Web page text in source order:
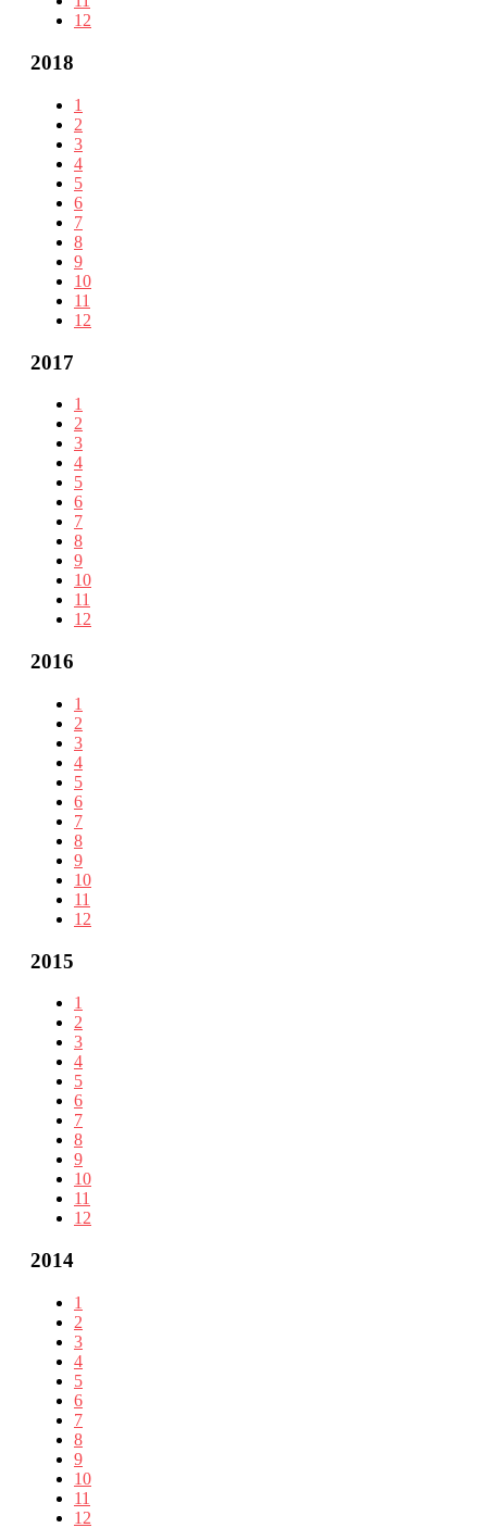
12
2018
1
2
3
4
5
6
7
8
9
10
11
12
2017
1
2
3
4
5
6
7
8
9
10
11
12
2016
1
2
3
4
5
6
7
8
9
10
11
12
2015
1
2
3
4
5
6
7
8
9
10
11
12
2014
1
2
3
4
5
6
7
8
9
10
11
12